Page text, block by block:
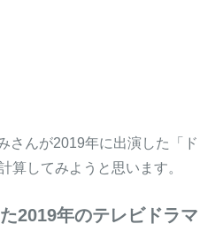
さんが2019年に出演した「ド
算してみようと思います。
2019年のテレビドラマ